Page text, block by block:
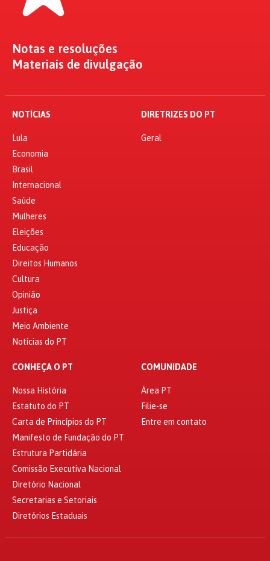
Notas e resoluções
Materiais de divulgação
NOTÍCIAS
Lula
Economia
Brasil
Internacional
Saúde
Mulheres
Eleições
Educação
Direitos Humanos
Cultura
Opinião
Justiça
Meio Ambiente
Notícias do PT
DIRETRIZES DO PT
Geral
CONHEÇA O PT
Nossa História
Estatuto do PT
Carta de Princípios do PT
Manifesto de Fundação do PT
Estrutura Partidária
Comissão Executiva Nacional
Diretório Nacional
Secretarias e Setoriais
Diretórios Estaduais
COMUNIDADE
Área PT
Filie-se
Entre em contato